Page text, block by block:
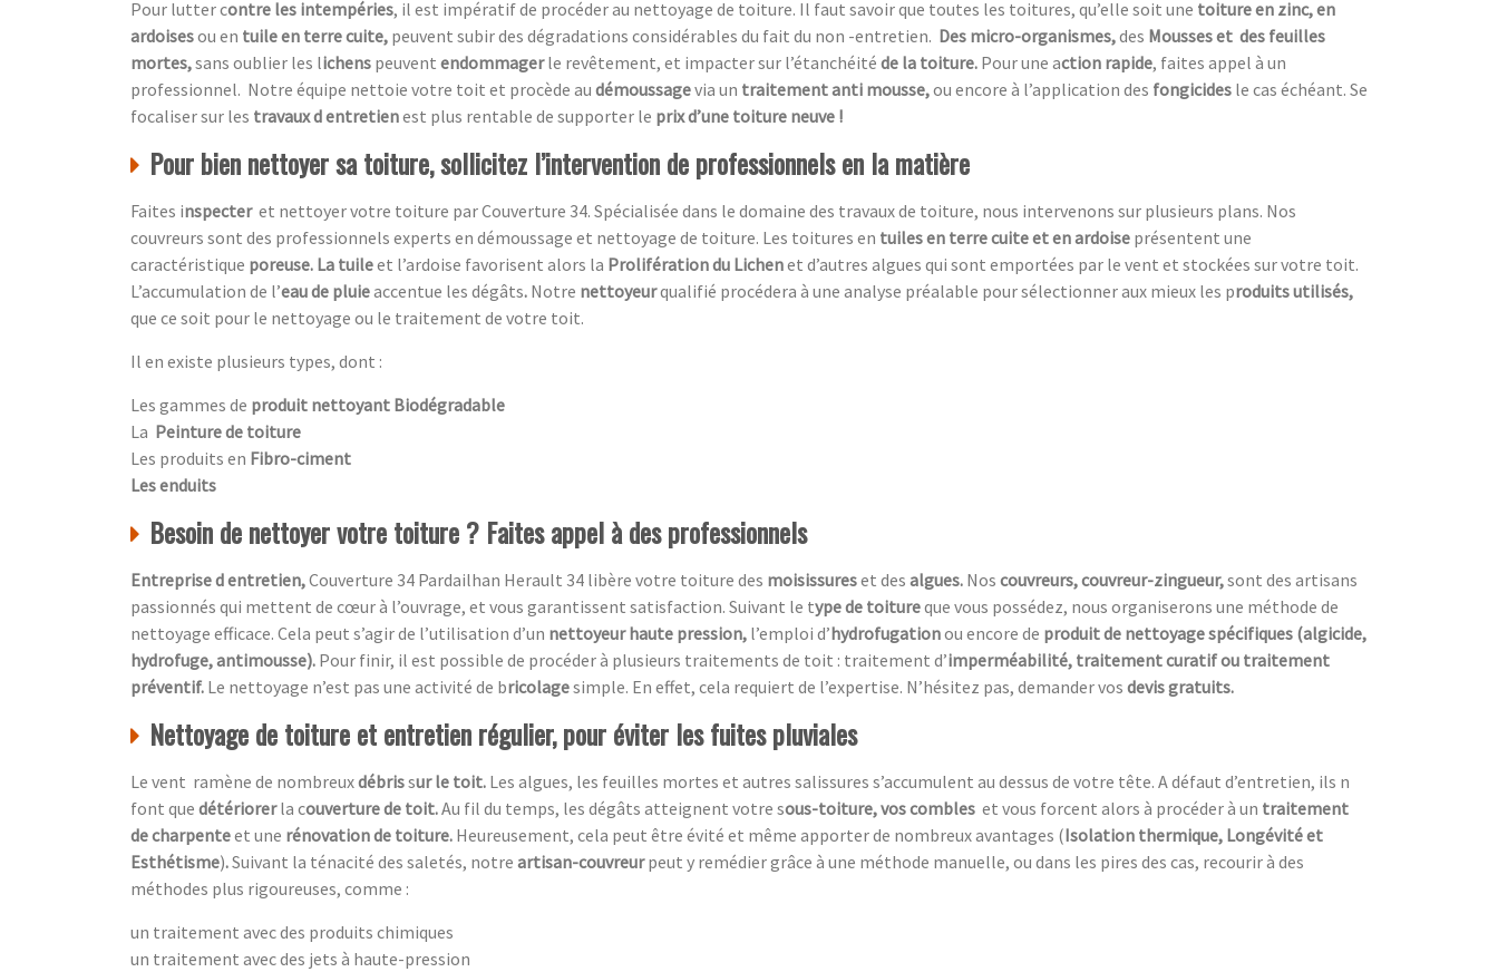
Pour lutter contre les intempéries, il est impératif de procéder au nettoyage de toiture. Il faut savoir que toutes les toitures, qu’elle soit une toiture en zinc, en
ardoisesou en tuile en terre cuite, peuvent subir des dégradations considérables du fait du non -entretien. Des micro-organismes,des Mousses et des feuilles
mortes,sans oublier les lichens peuvent endommagerle revêtement, et impacter sur l’étanchéité de la toiture. Pour une action rapide, faites appel à un
professionnel. Notre équipe nettoie votre toit et procède au démoussagevia un traitement anti mousse,ou encore à l’application des fongicides le cas échéant. Se
focaliser sur les travaux d entretienest plus rentable de supporter le prix d’une toiture neuve !
Pour bien nettoyer sa toiture, sollicitez l’intervention de professionnels en la matière
Faites inspecter et nettoyer votre toiture parCouverture 34. Spécialisée dans le domaine des travaux de toiture, nous intervenons sur plusieurs plans. Nos
couvreurs sont des professionnels experts en démoussage et nettoyage de toiture. Les toitures en tuiles en terre cuite et en ardoise présentent une
caractéristique poreuse. La tuileet l’ardoise favorisent alors la Prolifération du Lichenet d’autres algues qui sont emportées par le vent et stockées sur votre toit.
L’accumulation de l’eau de pluieaccentue les dégâts. Notre nettoyeurqualifié procédera à une analyse préalable pour sélectionner aux mieux les produits utilisés,
que ce soit pour le nettoyage ou le traitement de votre toit.
Il en existe plusieurs types, dont :
Les gammes de produit nettoyant Biodégradable
La Peinture de toiture
Les produits en Fibro-ciment
Les enduits
Besoin de nettoyer votre toiture ? Faites appel à des professionnels
Entreprise d entretien,Couverture 34 Pardailhan Herault 34 libère votre toiture des moisissureset des algues. Nos couvreurs, couvreur-zingueur,sont des artisans
passionnés qui mettent de cœur à l’ouvrage, et vous garantissent satisfaction. Suivant le type de toitureque vous possédez, nous organiserons une méthode de
nettoyage efficace. Cela peut s’agir de l’utilisation d’un nettoyeur haute pression, l’emploi d’hydrofugationou encore de produit de nettoyage spécifiques (algicide,
hydrofuge, antimousse). Pour finir, il est possible de procéder à plusieurs traitements de toit : traitement d’imperméabilité, traitement curatif ou traitement
préventif. Le nettoyage n’est pas une activité de bricolagesimple. En effet, cela requiert de l’expertise. N’hésitez pas, demander vos devis gratuits.
Nettoyage de toiture et entretien régulier, pour éviter les fuites pluviales
Le vent ramène de nombreuxdébrissur le toit. Les algues, les feuilles mortes et autres salissures s’accumulent au dessus de votre tête. A défaut d’entretien, ils n
font que détériorerla couverture de toit.Au fil du temps, les dégâts atteignent votre sous-toiture, vos combles et vous forcent alors à procéder à un traitement
de charpenteet une rénovation de toiture. Heureusement, cela peut être évité et même apporter de nombreux avantages (Isolation thermique, Longévité et
Esthétisme).Suivant la ténacité des saletés, notre artisan-couvreurpeut y remédier grâce à une méthode manuelle, ou dans les pires des cas, recourir à des
méthodes plus rigoureuses, comme :
un traitement avec des produits chimiques
un traitement avec des jets à haute-pression